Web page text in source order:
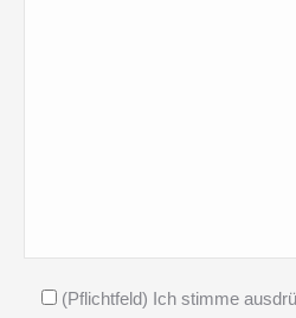
(Pflichtfeld) Ich stimme